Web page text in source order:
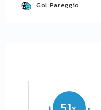
Gol Pareggio